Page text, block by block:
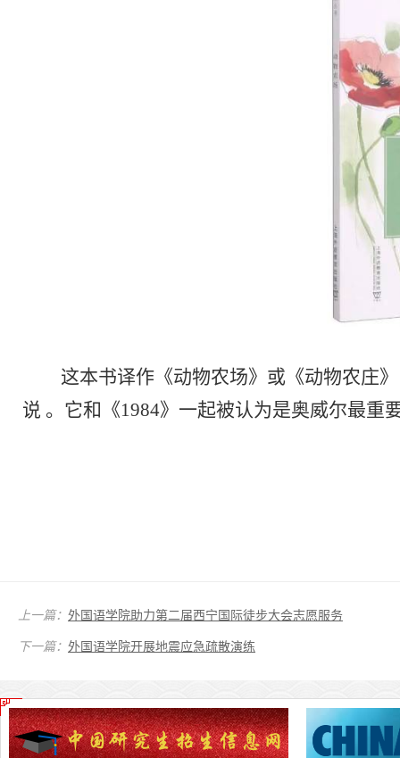
这本书译作《动物农场》或《动物农庄
说 。它和《1984》一起被认为是奥威尔最重
上一篇： 外国语学院助力第二届西宁国际徒步大会志愿服务
下一篇： 外国语学院开展地震应急疏散演练